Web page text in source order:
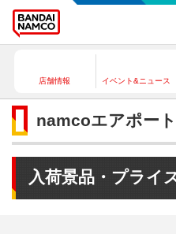
店舗情報 イベント&ニュース
namcoエアポー
入荷景品・プライ